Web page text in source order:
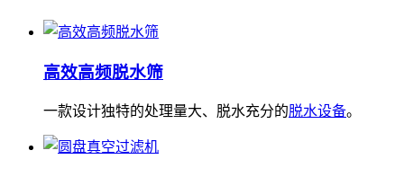
高效高频脱水筛
一款设计独特的处理量大、脱水充分的脱水设备。